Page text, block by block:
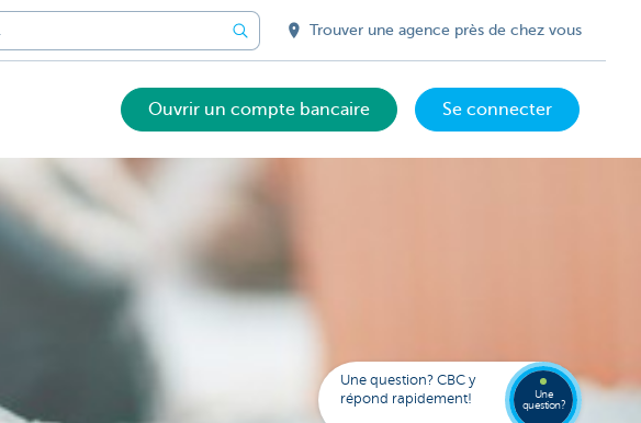
Trouver une agence près de chez vous
Ouvrir un compte bancaire Se connecter
Une question? CBC y
répond rapidement!
Une
question?
agence